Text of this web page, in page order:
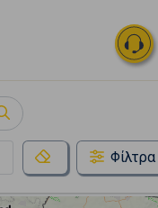
Φίλτρα